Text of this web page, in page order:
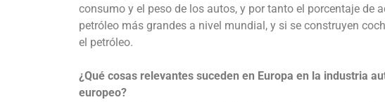
consumo y el peso de los autos, y por tanto el porcentaje de
petróleo más grandes a nivel mundial, y si se construyen
el petróleo.
¿Qué cosas relevantes suceden en Europa en la industria
europeo?